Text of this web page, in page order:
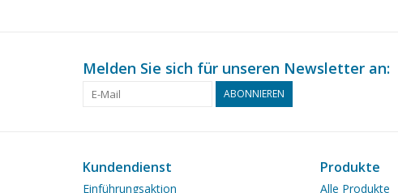
Melden Sie sich für unseren Newsletter an:
ABONNIEREN
Kundendienst
Einführungsaktion
Produkte
Alle Produkte